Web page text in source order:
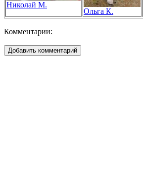
Николай М.
Ольга К.
Комментарии: